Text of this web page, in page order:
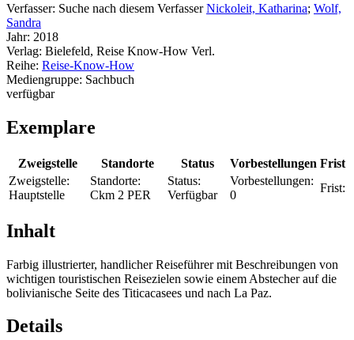
Verfasser: Suche nach diesem Verfasser Nickoleit, Katharina; Wolf,
Sandra
Jahr: 2018
Verlag: Bielefeld, Reise Know-How Verl.
Reihe: Reise-Know-How
Mediengruppe: Sachbuch
verfügbar
Exemplare
Zweigstelle Standorte Status Vorbestellungen Frist
Zweigstelle:
Hauptstelle
Standorte:
Ckm 2 PER
Status:
Verfügbar
Vorbestellungen:
0
Frist:
Inhalt
Farbig illustrierter, handlicher Reiseführer mit Beschreibungen von
wichtigen touristischen Reisezielen sowie einem Abstecher auf die
bolivianische Seite des Titicacasees und nach La Paz.
Details